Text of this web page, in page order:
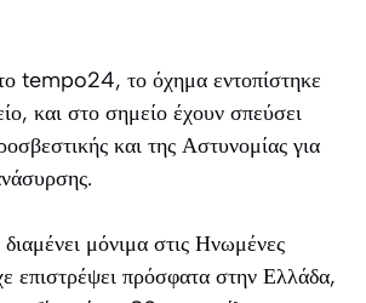
tempo24, το όχημα εντοπίστηκε
και στο σημείο έχουν σπεύσει
και της Αστυνομίας για
μόνιμα στις Ηνωμένες
επιστρέψει πρόσφατα στην Ελλάδα,